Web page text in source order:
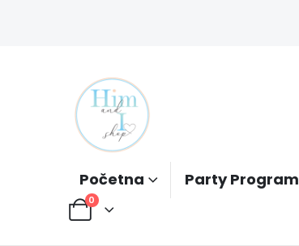
Početna Party Program
0